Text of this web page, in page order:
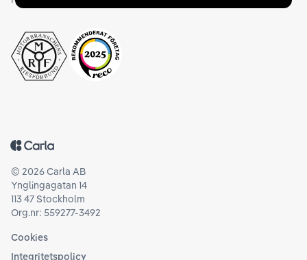
Tillbaka till startsidan
© 2026Carla AB
Ynglingagatan 14
113 47 Stockholm
Org.nr: 559277-3492
Cookies
Integritetspolicy